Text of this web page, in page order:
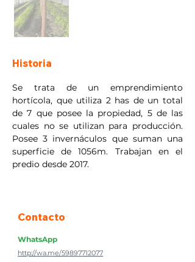
Historia
Se trata de un emprendimiento
hortícola, que utiliza 2 has de un total
de 7 que posee la propiedad, 5 de las
cuales no se utilizan para producción.
Posee 3 invernáculos que suman una
superficie de 1056m. Trabajan en el
predio desde 2017.
Contacto
WhatsApp
http://wa.me/59897712077